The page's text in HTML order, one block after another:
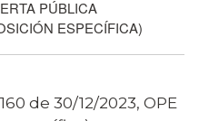
PÚBLICA
ESPECÍFICA)
de 30/12/2023, OPE